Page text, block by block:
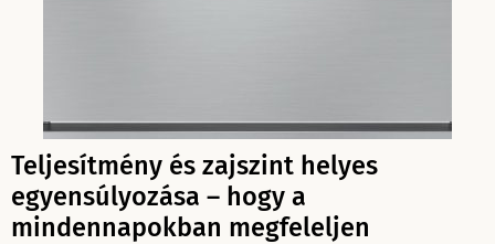
Teljesítmény és zajszint helyes
egyensúlyozása – hogy a
mindennapokban megfeleljen